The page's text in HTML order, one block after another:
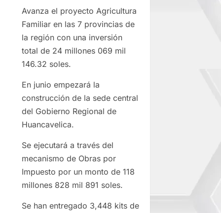
Avanza el proyecto Agricultura
Familiar en las 7 provincias de
la región con una inversión
total de 24 millones 069 mil
146.32 soles.
En junio empezará la
construcción de la sede central
del Gobierno Regional de
Huancavelica.
Se ejecutará a través del
mecanismo de Obras por
Impuesto por un monto de 118
millones 828 mil 891 soles.
Se han entregado 3,448 kits de